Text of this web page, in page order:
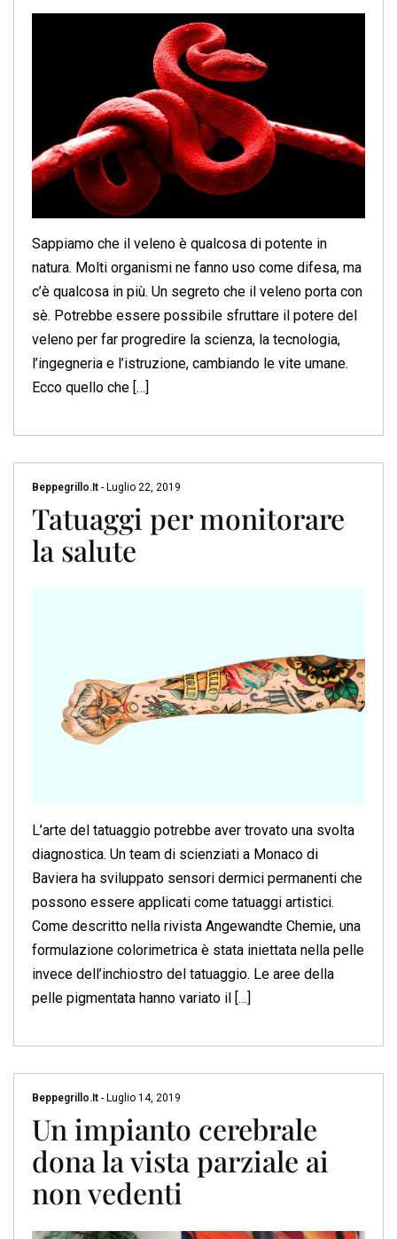
Sappiamo che il veleno è qualcosa di potente in
natura. Molti organismi ne fanno uso come difesa, ma
c’è qualcosa in più. Un segreto che il veleno porta con
sè. Potrebbe essere possibile sfruttare il potere del
veleno per far progredire la scienza, la tecnologia,
l’ingegneria e l’istruzione, cambiando le vite umane.
Ecco quello che […]
Beppegrillo.it - Luglio 22, 2019
Tatuaggi per monitorare
la salute
L’arte del tatuaggio potrebbe aver trovato una svolta
diagnostica. Un team di scienziati a Monaco di
Baviera ha sviluppato sensori dermici permanenti che
possono essere applicati come tatuaggi artistici.
Come descritto nella rivista Angewandte Chemie, una
formulazione colorimetrica è stata iniettata nella pelle
invece dell’inchiostro del tatuaggio. Le aree della
pelle pigmentata hanno variato il […]
Beppegrillo.it - Luglio 14, 2019
Un impianto cerebrale
dona la vista parziale ai
non vedenti